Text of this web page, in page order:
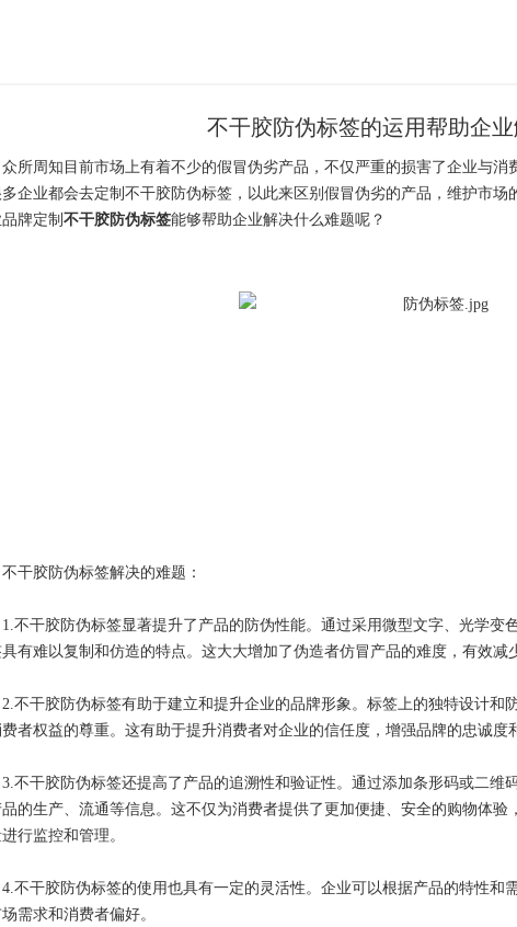
不干胶防伪标签的运用帮助企
周知目前市场上有着不少的假冒伪劣产品，不仅严重的损害了企业与消
多企业都会去定制不干胶防伪标签，以此来区别假冒伪劣的产品，维护市
牌定制 不干胶防伪标签能够帮助企业解决什么难题呢？
胶防伪标签解决的难题：
1.不干胶防伪标签显著提升了产品的防伪性能。通过采用微型文字、光学变
有难以复制和仿造的特点。这大大增加了伪造者仿冒产品的难度，有效减
2.不干胶防伪标签有助于建立和提升企业的品牌形象。标签上的独特设计和
者权益的尊重。这有助于提升消费者对企业的信任度，增强品牌的忠诚度
3.不干胶防伪标签还提高了产品的追溯性和验证性。通过添加条形码或二维
的生产、流通等信息。这不仅为消费者提供了更加便捷、安全的购物体
行监控和管理。
4.不干胶防伪标签的使用也具有一定的灵活性。企业可以根据产品的特性和
需求和消费者偏好。